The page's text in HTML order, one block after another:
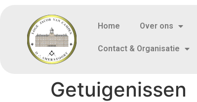
Home Over ons
Contact & Organisatie
Getuigenissen